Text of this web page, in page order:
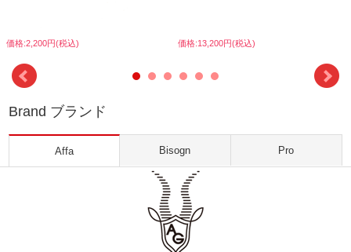
価格:2,200円(税込) 価格:13,200円(税込)
Brand ブランド
Affa Bisogn Pro